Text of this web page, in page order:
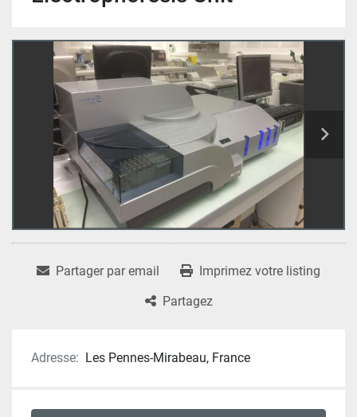
Partager par email
Imprimez votre listing
Partagez
Adresse: Les Pennes-Mirabeau, France